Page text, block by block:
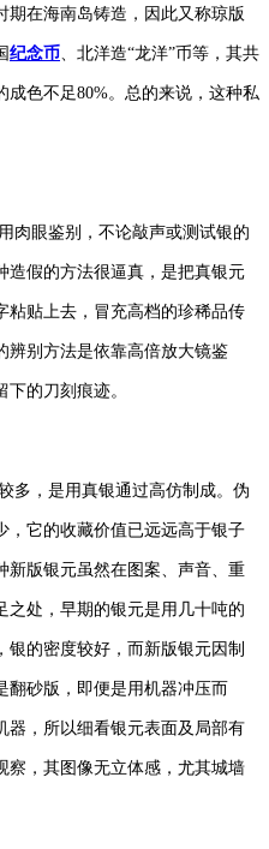
期在海南岛铸造，因此又称琼版
纪念币 、北洋造“龙洋”币等，其共
成色不足80%。总的来说，这种私
肉眼鉴别，不论敲声或测试银的
造假的方法很逼真，是把真银元
粘贴上去，冒充高档的珍稀品传
辨别方法是依靠高倍放大镜鉴
的刀刻痕迹。
多，是用真银通过高仿制成。伪
，它的收藏价值已远远高于银子
新版银元虽然在图案、声音、重
之处，早期的银元是用几十吨的
的密度较好，而新版银元因制
翻砂版，即便是用机器冲压而
器，所以细看银元表面及局部有
察，其图像无立体感，尤其城墙